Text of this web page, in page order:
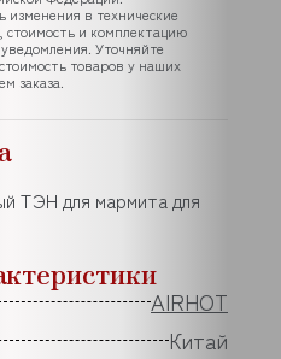
изменения в технические
и комплектацию
Уточняйте
товаров у наших
заказа.
ТЭН для мармита для
AIRHOT
Китай